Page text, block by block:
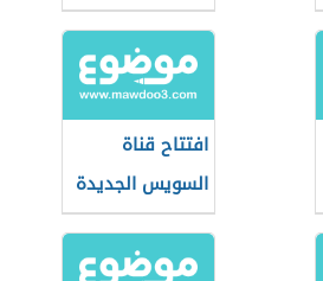
افتتاح قناة
السويس الجديدة